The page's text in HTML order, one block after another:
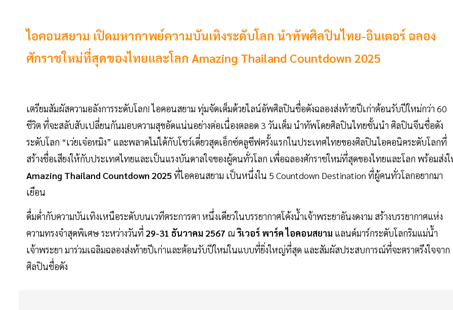
ไอคอนสยาม เปิดมหากาพย์ความบันเทิงระดับโลก นำทัพศิลปินไทย-อินเตอร์ ฉลอง
ศักราชใหม่ที่สุดของไทยและโลก Amazing Thailand Countdown 2025
เตรียมสัมผัสความอลังการระดับโลก! ไอคอนสยาม ทุ่มจัดเต็มด้วยไลน์อัพศิลปินชื่อดังฉลองส่งท้ายปีเก่าต้อนรับปีใหม่กว่า 60
ชีวิต ที่จะสลับสับเปลี่ยนกันมอบความสุขอัดแน่นอย่างต่อเนื่องตลอด 3 วันเต็ม นำทัพโดยศิลปินไทยชั้นนำ ศิลปินจีนชื่อดัง
ระดับโลก “เว่ยเจ๋อหมิง” และพลาดไม่ได้กับโชว์เดี่ยวสุดเอ็กซ์คลูซีฟครั้งแรกในประเทศไทยของศิลปินไอคอนิคระดับโลกที่
สร้างชื่อเสียงให้กับประเทศไทยและเป็นแรงบันดาลใจของผู้คนทั่วโลก เพื่อฉลองศักราชใหม่ที่สุดของไทยและโลก พร้อมส่ง
Amazing Thailand Countdown 2025 ที่ไอคอนสยาม เป็นหนึ่งใน 5 Countdown Destination ที่ผู้คนทั่วโลกอยากมา
เยือน
ดื่มด่ำกับความบันเทิงเหนือระดับบนเวทีตระการตา หนึ่งเดียวในบรรยากาศโค้งน้ำเจ้าพระยาอันงดงาม สร้างบรรยากาศแห่ง
ความทรงจำสุดพิเศษ ระหว่างวันที่ 29-31 ธันวาคม 2567 ณริเวอร์ พาร์ค ไอคอนสยาม แลนด์มาร์กระดับโลกริมแม่น้ำ
เจ้าพระยา มาร่วมเฉลิมฉลองส่งท้ายปีเก่าและต้อนรับปีใหม่ในแบบที่ยิ่งใหญ่ที่สุด และสัมผัสประสบการณ์ที่จะตราตรึงใจจาก
ศิลปินชื่อดัง